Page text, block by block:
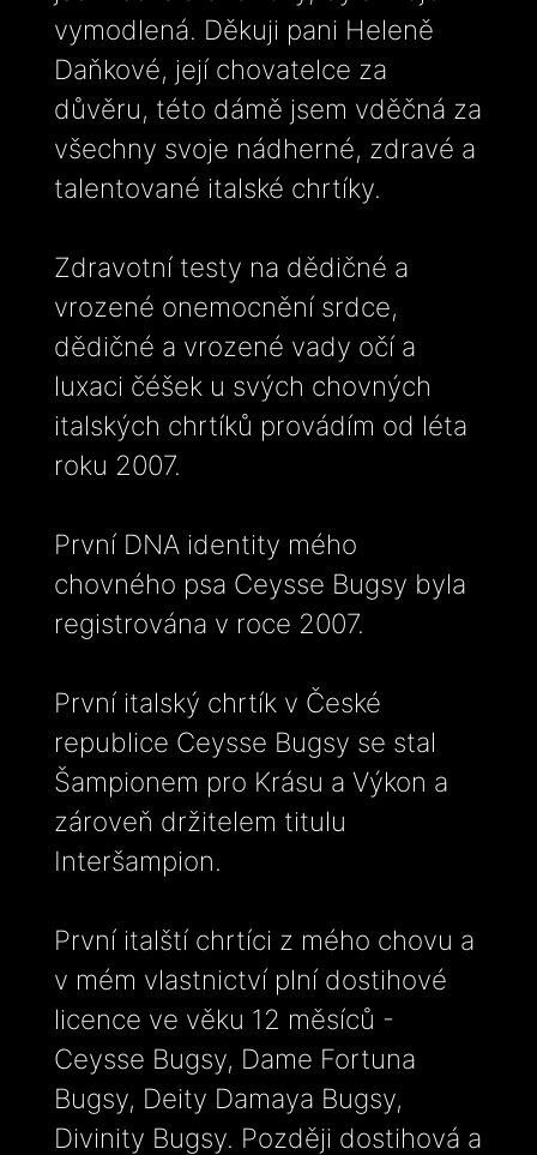
vymodlená. Děkuji pani Heleně
Daňkové, její chovatelce za
důvěru, této dámě jsem vděčná za
všechny svoje nádherné, zdravé a
talentované italské chrtíky.
Zdravotní testy na dědičné a
vrozené onemocnění srdce,
dědičné a vrozené vady očí a
luxaci čéšek u svých chovných
italských chrtíků provádím od léta
roku 2007.
První DNA identity mého
chovného psa Ceysse Bugsy byla
registrována v roce 2007.
První italský chrtík v České
republice Ceysse Bugsy se stal
Šampionem pro Krásu a Výkon a
zároveň držitelem titulu
Interšampion.
První italští chrtíci z mého chovu a
v mém vlastnictví plní dostihové
licence ve věku 12 měsíců -
Ceysse Bugsy, Dame Fortuna
Bugsy, Deity Damaya Bugsy,
Divinity Bugsy. Později dostihová a